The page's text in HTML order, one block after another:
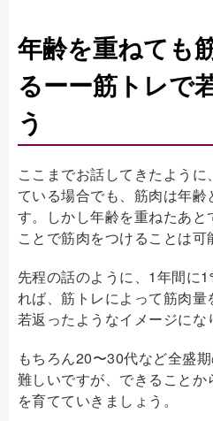
年齢を重ねても
るーー筋トレで
う
ここまでお話してきたよう
ている場合でも、筋肉は年齢
す。しかし年齢を重ねたあと
ことで筋肉をつけることは可
先程の話のように、1年間に
れば、筋トレによって筋肉
若返ったようなイメージにな
もちろん20〜30代など全盛
難しいですが、できること
を育てていきましょう。